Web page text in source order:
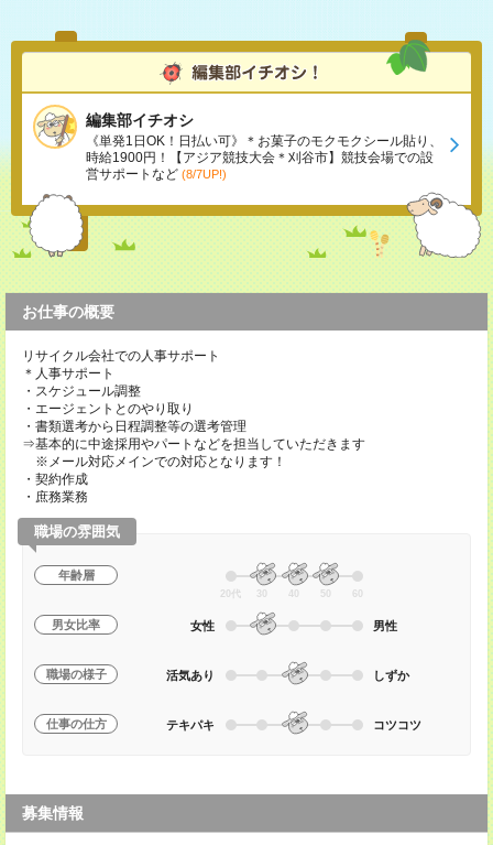
編集部イチオシ
《単発1日OK！日払い可》＊お菓子のモクモクシール貼り、
時給1900円！【アジア競技大会＊刈谷市】競技会場での設
営サポートなど (8/7UP!)
お仕事の概要
リサイクル会社での人事サポート
＊人事サポート
・スケジュール調整
・エージェントとのやり取り
・書類選考から日程調整等の選考管理
⇒基本的に中途採用やパートなどを担当していただきます
※メール対応メインでの対応となります！
・契約作成
・庶務業務
職場の雰囲気
年齢層
20代 30 40 50 60
男女比率 女性 男性
職場の様子 活気あり しずか
仕事の仕方 テキパキ コツコツ
募集情報